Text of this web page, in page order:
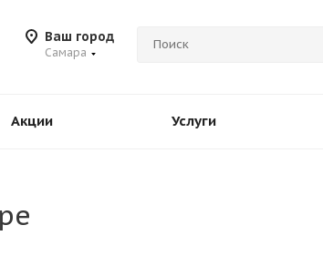
Ваш город
Самара
Акции Услуги